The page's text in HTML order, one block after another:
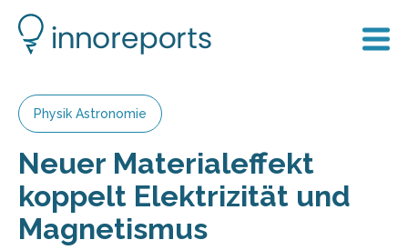
Physik Astronomie
Neuer Materialeffekt
koppelt Elektrizität und
Magnetismus